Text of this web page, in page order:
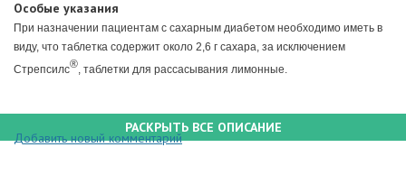
Особые указания
При назначении пациентам с сахарным диабетом необходимо иметь в
виду, что таблетка содержит около 2,6 г сахара, за исключением
Стрепсилс® , таблетки для рассасывания лимонные.
РАСКРЫТЬ ВСЕ ОПИСАНИЕ
Добавить новый комментарий